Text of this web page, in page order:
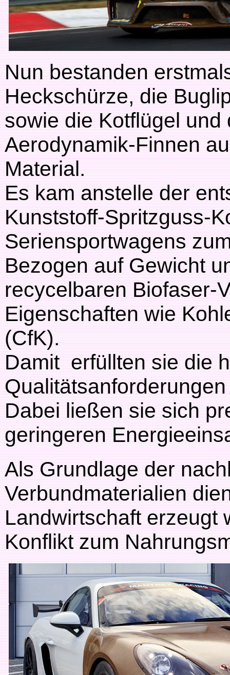
Nun bestanden
Heckschürze, die
sowie die Kotflügel
Aerodynamik-Finnen
Material.
Es kam anstelle der
Kunststoff-Spritzguss-
Seriensportwagens
Bezogen auf Gewicht
recycelbaren Biofaser-
Eigenschaften wie
(CfK).
Damit erfüllten sie die
Dabei ließen sie sich
geringeren
Als Grundlage der
Verbundmaterialien
Landwirtschaft erzeugt
Konflikt zum